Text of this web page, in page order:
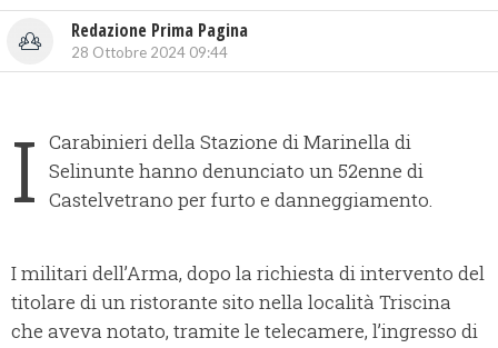
Redazione Prima Pagina
28 Ottobre 2024 09:44
I Carabinieri della Stazione di Marinella di
Selinunte hanno denunciato un 52enne di
Castelvetrano per furto e danneggiamento.
I militari dell’Arma, dopo la richiesta di intervento del
titolare di un ristorante sito nella località Triscina
che aveva notato, tramite le telecamere, l’ingresso di